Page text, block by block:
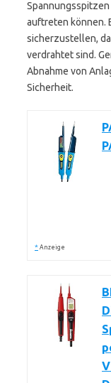
auftreten können.
sicherzustellen,
verdrahtet sind.
Abnahme von
Sicherheit.
* Anzeige